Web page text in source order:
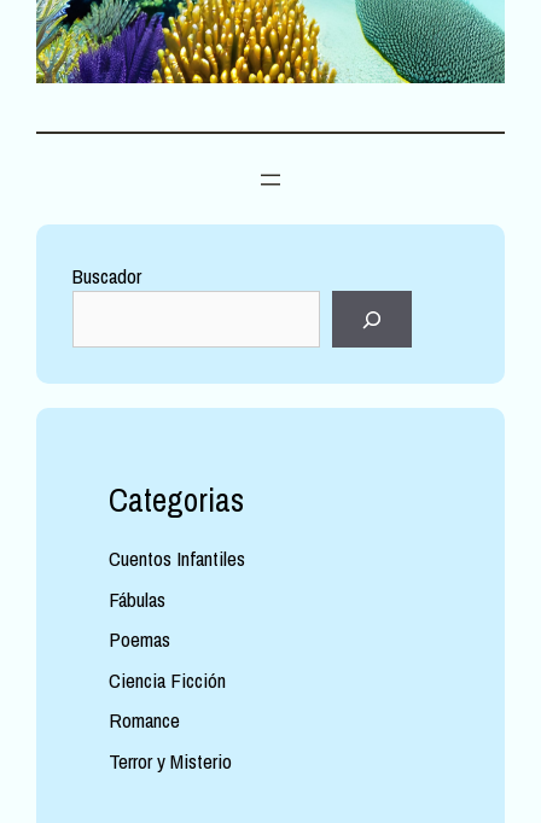
Buscador
Categorias
Cuentos Infantiles
Fábulas
Poemas
Ciencia Ficción
Romance
Terror y Misterio